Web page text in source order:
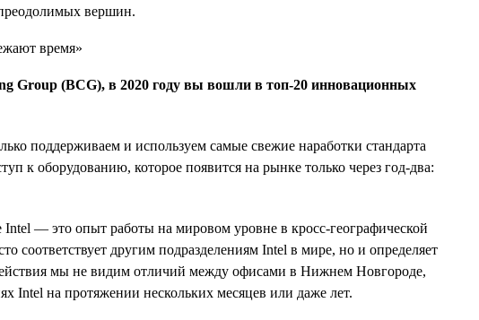
вершин.
Group (BCG), в 2020 году вы вошли в топ-20 инновационных
поддерживаем и используем самые свежие наработки стандарта
к оборудованию, которое появится на рынке только через год-два:
— это опыт работы на мировом уровне в кросс-географической
соответствует другим подразделениям Intel в мире, но и определяет
мы не видим отличий между офисами в Нижнем Новгороде,
Intel на протяжении нескольких месяцев или даже лет.